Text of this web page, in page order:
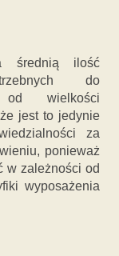
średnią ilość
do
wielkości
jest to jedynie
za
ponieważ
w zależności od
wyposażenia